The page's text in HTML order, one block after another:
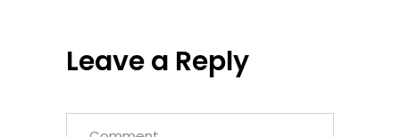
Leave a Reply